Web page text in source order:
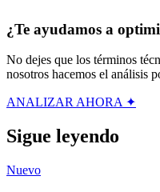
¿Te ayudamos a
No dejes que los términos
nosotros hacemos el análisis
ANALIZAR AHORA ✦
Sigue leyendo
Nuevo